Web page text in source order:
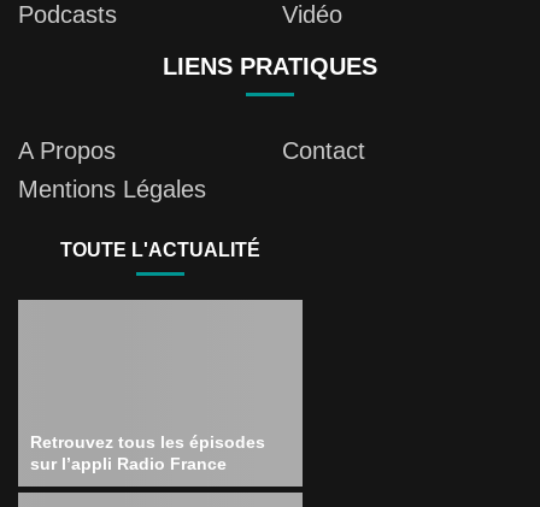
Podcasts
Vidéo
LIENS PRATIQUES
A Propos
Contact
Mentions Légales
TOUTE L'ACTUALITÉ
Retrouvez tous les épisodes
sur l’appli Radio France